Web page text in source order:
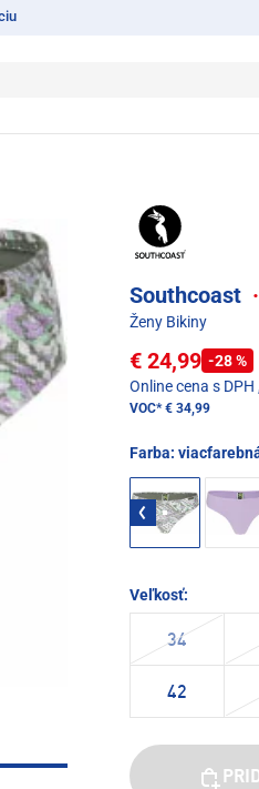
Southcoast ·
Ženy Bikiny
€ 24,99 -28 %
Online cena s DPH
VOC*€ 34,99
Farba:
Veľkosť:
34
42